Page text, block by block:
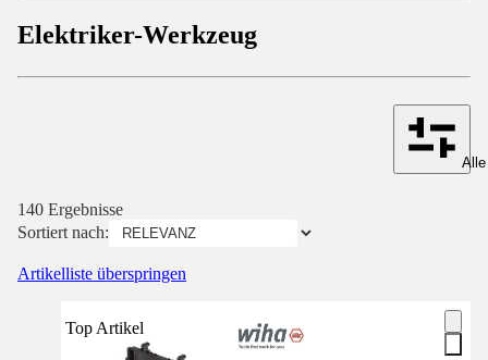
Elektriker-Werkzeug
140 Ergebnisse
Sortiert nach:
Artikelliste überspringen
Top Artikel